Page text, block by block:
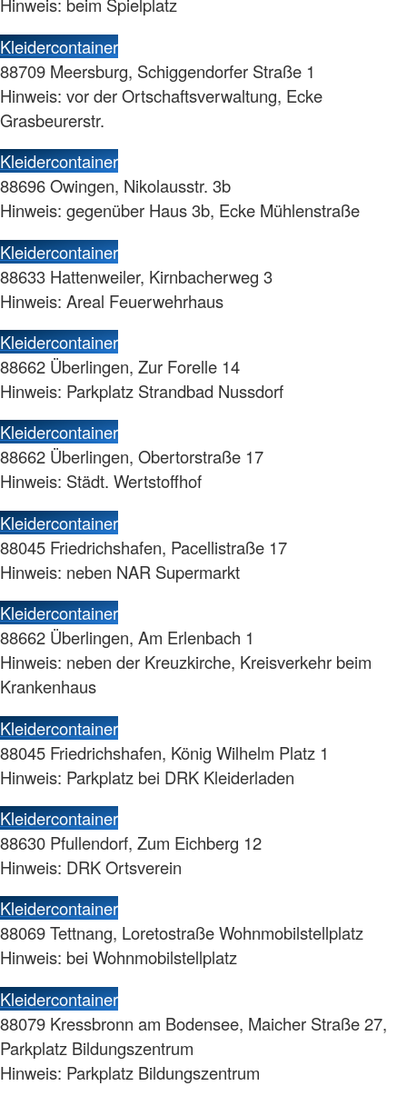
Hinweis: beim Spielplatz
Kleidercontainer
88709 Meersburg, Schiggendorfer Straße 1
Hinweis: vor der Ortschaftsverwaltung, Ecke
Grasbeurerstr.
Kleidercontainer
88696 Owingen, Nikolausstr. 3b
Hinweis: gegenüber Haus 3b, Ecke Mühlenstraße
Kleidercontainer
88633 Hattenweiler, Kirnbacherweg 3
Hinweis: Areal Feuerwehrhaus
Kleidercontainer
88662 Überlingen, Zur Forelle 14
Hinweis: Parkplatz Strandbad Nussdorf
Kleidercontainer
88662 Überlingen, Obertorstraße 17
Hinweis: Städt. Wertstoffhof
Kleidercontainer
88045 Friedrichshafen, Pacellistraße 17
Hinweis: neben NAR Supermarkt
Kleidercontainer
88662 Überlingen, Am Erlenbach 1
Hinweis: neben der Kreuzkirche, Kreisverkehr beim
Krankenhaus
Kleidercontainer
88045 Friedrichshafen, König Wilhelm Platz 1
Hinweis: Parkplatz bei DRK Kleiderladen
Kleidercontainer
88630 Pfullendorf, Zum Eichberg 12
Hinweis: DRK Ortsverein
Kleidercontainer
88069 Tettnang, Loretostraße Wohnmobilstellplatz
Hinweis: bei Wohnmobilstellplatz
Kleidercontainer
88079 Kressbronn am Bodensee, Maicher Straße 27,
Parkplatz Bildungszentrum
Hinweis: Parkplatz Bildungszentrum